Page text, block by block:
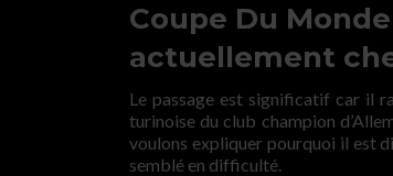
Coupe Du
actuellement
Le passage est significatif car il
turinoise du club champion
voulons expliquer pourquoi il est
semblé en difficulté.